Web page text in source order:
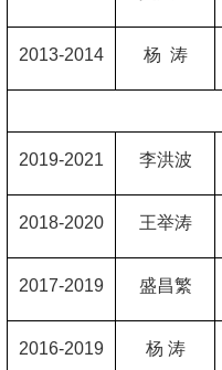
2013-2014 杨 涛
2019-2021 李洪波
2018-2020 王举涛
2017-2019 盛昌繁
2016-2019 杨 涛